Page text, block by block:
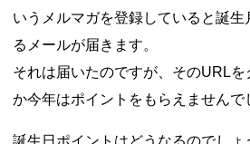
いうメルマガを登録していると誕生
るメールが届きます。
それは届いたのですが、そのURL
か今年はポイントをもらえませんで